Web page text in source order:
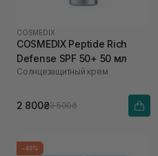
COSMEDIX
COSMEDIX Peptide Rich
Defense SPF 50+ 50 мл
Солнцезащитный крем
2 800₴3 500₴
-46%